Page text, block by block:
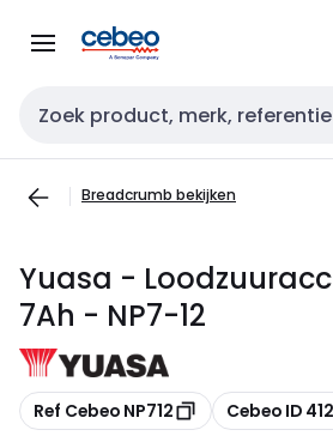
naar
naar
Zoekveld invoer
Breadcrumb bekijken
Yuasa -
7Ah - NP7-12
Kopiëren
Ref Cebeo NP712 Kopiëren
Cebeo ID